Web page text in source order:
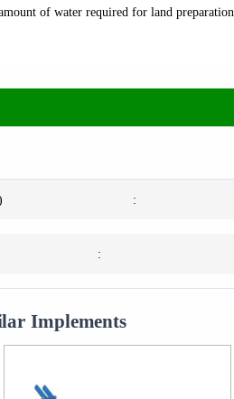
of water required for land preparation
:
:
Implements